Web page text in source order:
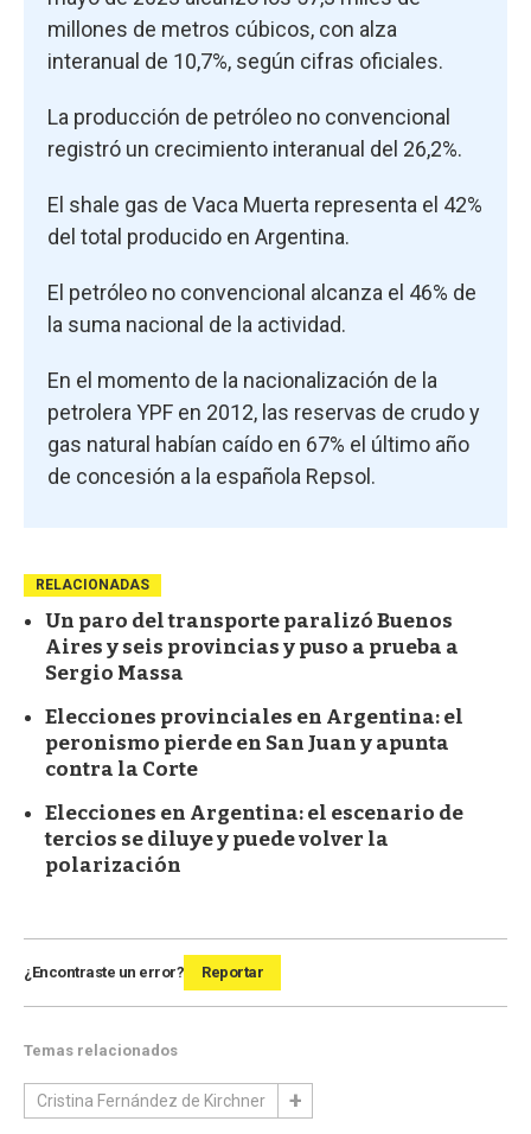
millones de metros cúbicos, con alza
interanual de 10,7%, según cifras oficiales.
La producción de petróleo no convencional
registró un crecimiento interanual del 26,2%.
El shale gas de Vaca Muerta representa el 42%
del total producido en Argentina.
El petróleo no convencional alcanza el 46% de
la suma nacional de la actividad.
En el momento de la nacionalización de la
petrolera YPF en 2012, las reservas de crudo y
gas natural habían caído en 67% el último año
de concesión a la española Repsol.
RELACIONADAS
Un paro del transporte paralizó Buenos
Aires y seis provincias y puso a prueba a
Sergio Massa
Elecciones provinciales en Argentina: el
peronismo pierde en San Juan y apunta
contra la Corte
Elecciones en Argentina: el escenario de
tercios se diluye y puede volver la
polarización
¿Encontraste un error? Reportar
Temas relacionados
Cristina Fernández de Kirchner